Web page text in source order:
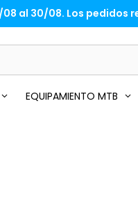
al 30/08. Los pedidos
EQUIPAMIENTO MTB